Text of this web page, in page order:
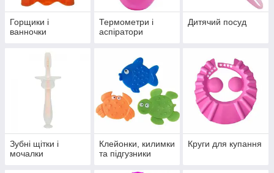
Горщики і
ванночки
Термометри і
аспіратори
Дитячий посуд
Зубні щітки і
мочалки
Клейонки, килимки
та підгузники
Круги для купання